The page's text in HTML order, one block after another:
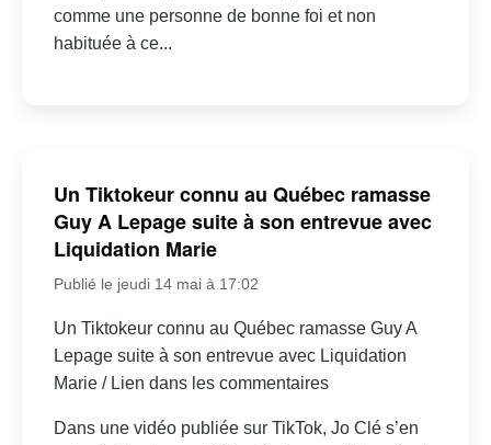
comme une personne de bonne foi et non
habituée à ce...
Un Tiktokeur connu au Québec ramasse
Guy A Lepage suite à son entrevue avec
Liquidation Marie
Publié le jeudi 14 mai à 17:02
Un Tiktokeur connu au Québec ramasse Guy A
Lepage suite à son entrevue avec Liquidation
Marie / Lien dans les commentaires
Dans une vidéo publiée sur TikTok, Jo Clé s’en